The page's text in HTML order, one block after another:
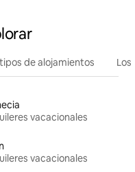
de alojamientos
vacacionales
vacacionales